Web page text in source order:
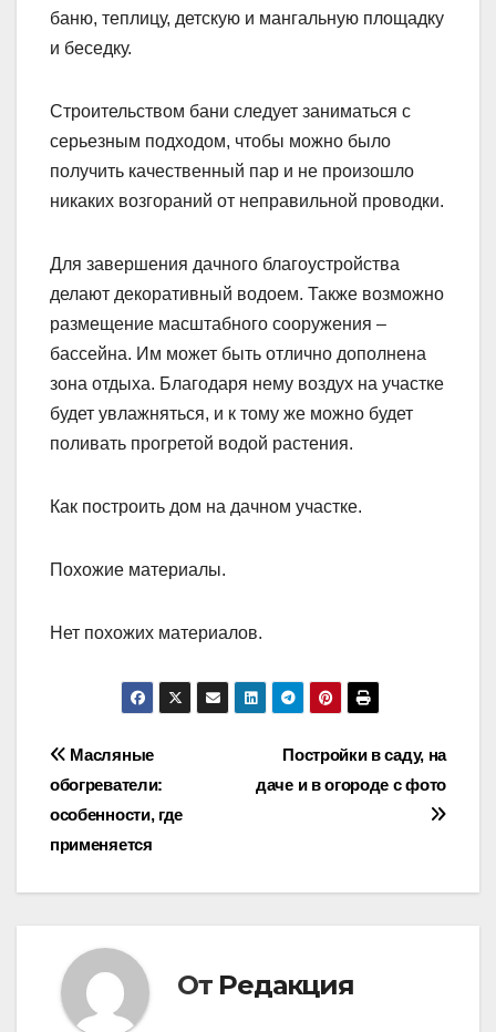
баню, теплицу, детскую и мангальную площадку
и беседку.
Строительством бани следует заниматься с
серьезным подходом, чтобы можно было
получить качественный пар и не произошло
никаких возгораний от неправильной проводки.
Для завершения дачного благоустройства
делают декоративный водоем. Также возможно
размещение масштабного сооружения –
бассейна. Им может быть отлично дополнена
зона отдыха. Благодаря нему воздух на участке
будет увлажняться, и к тому же можно будет
поливать прогретой водой растения.
Как построить дом на дачном участке.
Похожие материалы.
Нет похожих материалов.
Навигация
по
записям
Постройки в саду, на
даче и в огороде с фото
Масляные
обогреватели:
особенности, где
применяется
От Редакция